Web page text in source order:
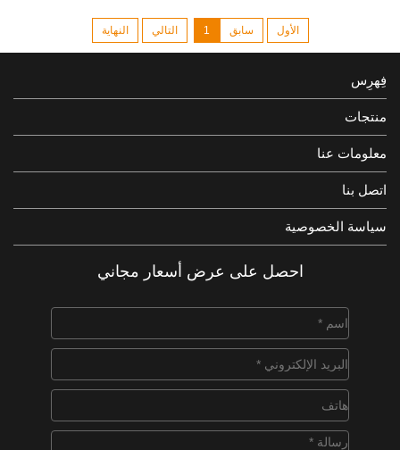
الأول سابق 1 التالي النهاية
فِهرِس
منتجات
معلومات عنا
اتصل بنا
سياسة الخصوصية
احصل على عرض أسعار مجاني